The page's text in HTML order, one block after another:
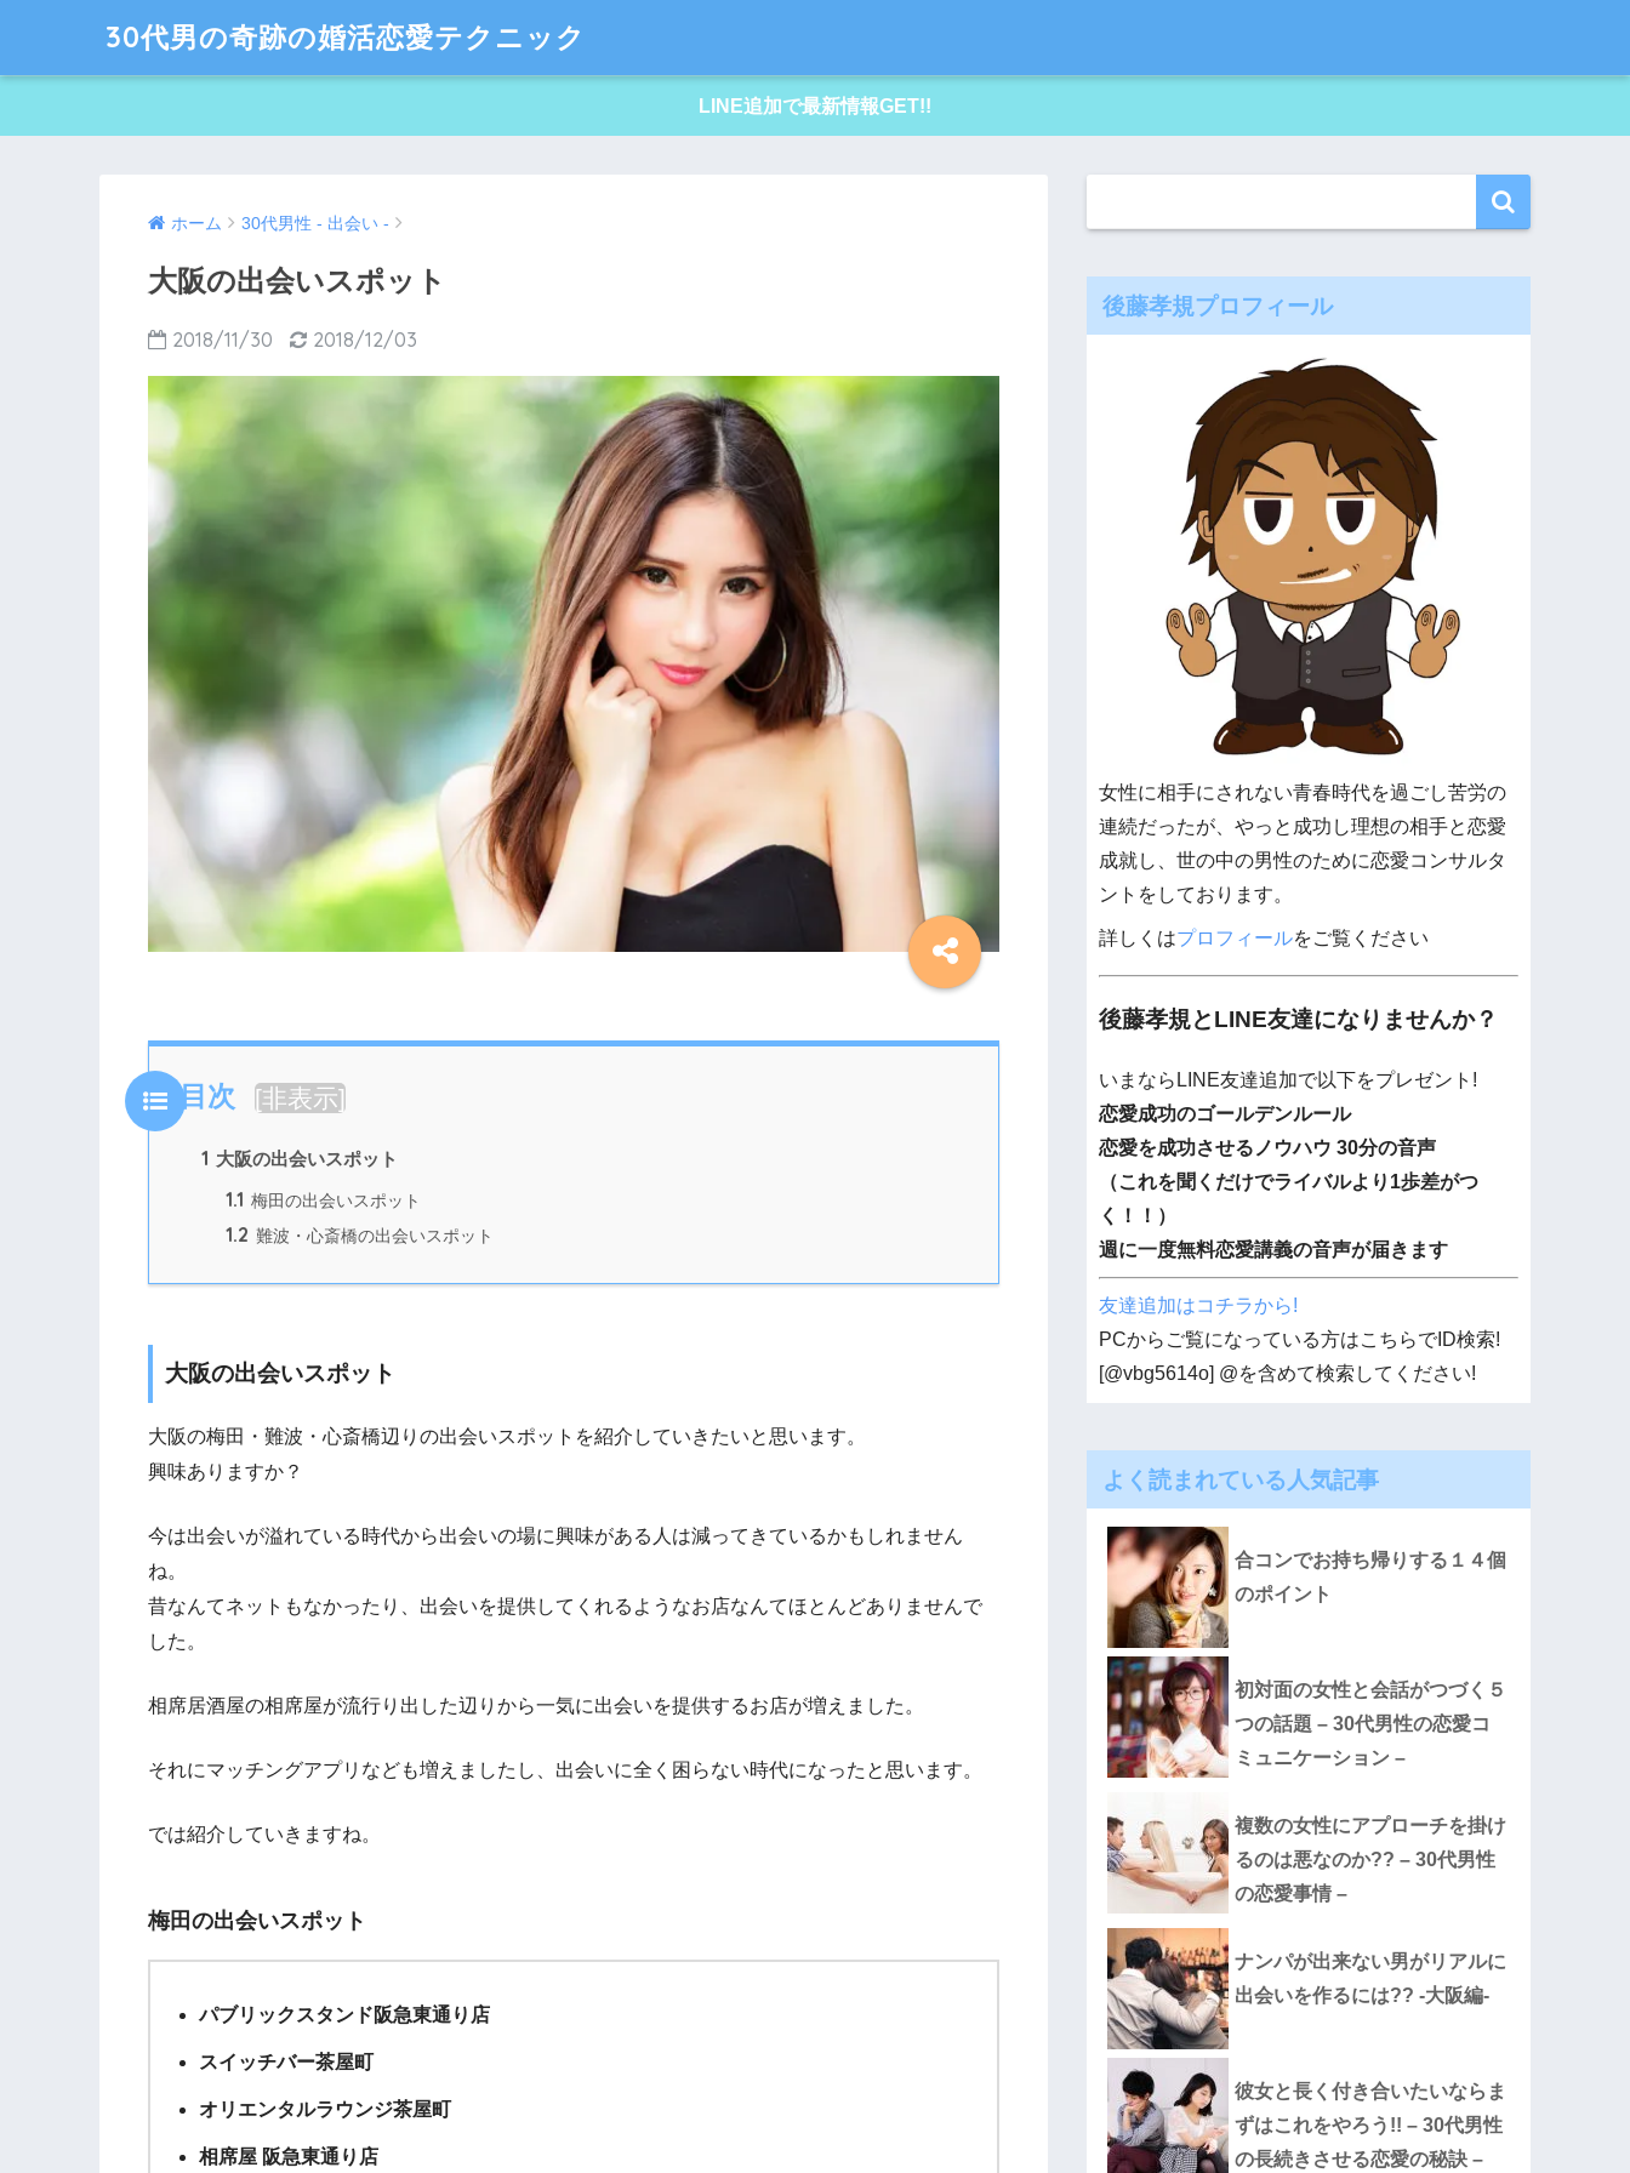
30代男の奇跡の婚活恋愛テクニック
LINE追加で最新情報GET!!
ホーム 30代男性 - 出会い -
大阪の出会いスポット
2018/11/30 2018/12/03
目次 [非表示]
1 大阪の出会いスポット
1.1 梅田の出会いスポット
1.2 難波・心斎橋の出会いスポット
大阪の出会いスポット
大阪の梅田・難波・心斎橋辺りの出会いスポットを紹介していきたいと思います。
興味ありますか？
今は出会いが溢れている時代から出会いの場に興味がある人は減ってきているかもしれません
ね。
昔なんてネットもなかったり、出会いを提供してくれるようなお店なんてほとんどありませんで
した。
相席居酒屋の相席屋が流行り出した辺りから一気に出会いを提供するお店が増えました。
それにマッチングアプリなども増えましたし、出会いに全く困らない時代になったと思います。
では紹介していきますね。
梅田の出会いスポット
パブリックスタンド阪急東通り店
スイッチバー茶屋町
オリエンタルラウンジ茶屋町
相席屋 阪急東通り店
後藤孝規プロフィール
女性に相手にされない青春時代を過ごし苦労の
連続だったが、やっと成功し理想の相手と恋愛
成就し、世の中の男性のために恋愛コンサルタ
ントをしております。
詳しくはプロフィールをご覧ください
後藤孝規とLINE友達になりませんか？
いまならLINE友達追加で以下をプレゼント!
恋愛成功のゴールデンルール
恋愛を成功させるノウハウ 30分の音声
（これを聞くだけでライバルより1歩差がつ
く！！）
週に一度無料恋愛講義の音声が届きます
友達追加はコチラから!
PCからご覧になっている方はこちらでID検索!
[@vbg5614o] @を含めて検索してください!
よく読まれている人気記事
合コンでお持ち帰りする１４個
のポイント
初対面の女性と会話がつづく５
つの話題 – 30代男性の恋愛コ
ミュニケーション –
複数の女性にアプローチを掛け
るのは悪なのか?? – 30代男性
の恋愛事情 –
ナンパが出来ない男がリアルに
出会いを作るには?? -大阪編-
彼女と長く付き合いたいならま
ずはこれをやろう!! – 30代男性
の長続きさせる恋愛の秘訣 –